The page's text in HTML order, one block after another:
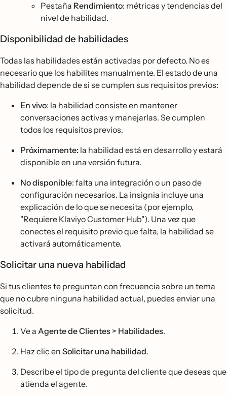
Pestaña Rendimiento: métricas y tendencias del
nivel de habilidad.
Disponibilidad de habilidades
Todas las habilidades están activadas por defecto. No es
necesario que los habilites manualmente. El estado de una
habilidad depende de si se cumplen sus requisitos previos:
En vivo: la habilidad consiste en mantener
conversaciones activas y manejarlas. Se cumplen
todos los requisitos previos.
Próximamente: la habilidad está en desarrollo y estará
disponible en una versión futura.
No disponible: falta una integración o un paso de
configuración necesarios. La insignia incluye una
explicación de lo que se necesita (por ejemplo,
"Requiere Klaviyo Customer Hub"). Una vez que
conectes el requisito previo que falta, la habilidad se
activará automáticamente.
Solicitar una nueva habilidad
Si tus clientes te preguntan con frecuencia sobre un tema
que no cubre ninguna habilidad actual, puedes enviar una
solicitud.
Ve a Agente de Clientes > Habilidades.
Haz clic en Solicitar una habilidad.
Describe el tipo de pregunta del cliente que deseas que
atienda el agente.